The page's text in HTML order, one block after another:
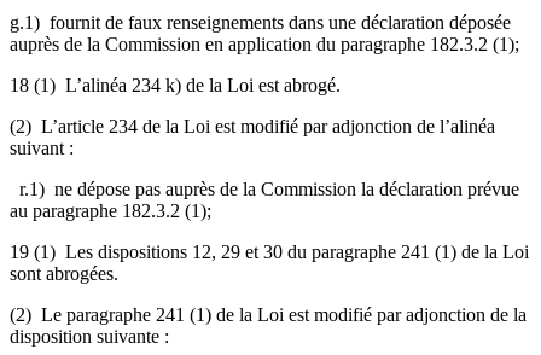
g.1) fournit de faux renseignements dans une déclaration déposée
auprès de la Commission en application du paragraphe 182.3.2 (1);
18 (1) L’alinéa 234 k) de la Loi est abrogé.
(2) L’article 234 de la Loi est modifié par adjonction de l’alinéa
suivant :
r.1) ne dépose pas auprès de la Commission la déclaration prévue
au paragraphe 182.3.2 (1);
19 (1) Les dispositions 12, 29 et 30 du paragraphe 241 (1) de la Loi
sont abrogées.
(2) Le paragraphe 241 (1) de la Loi est modifié par adjonction de la
disposition suivante :